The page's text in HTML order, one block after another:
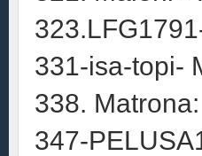
331-isa-topi-
338.
347-